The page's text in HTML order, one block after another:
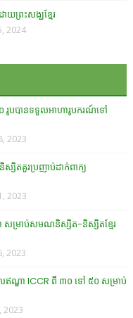
ព្រះសង្ឃខ្មែរ
2024
រូបបានទទួលអាហារូបករណ៍ទៅ
2023
តគួរប្រញាប់ដាក់ពាក្យ
2023
សម្រាប់សមណនិស្សិត-និស្សិតខ្មែរ
2023
លឥណ្ឌា ICCR ពី ៣០ ទៅ ៥០ សម្រាប់
2023